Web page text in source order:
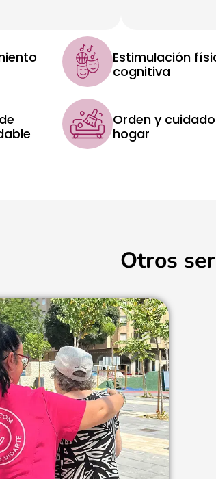
Estimulación
cognitiva
Orden y
hogar
Otros